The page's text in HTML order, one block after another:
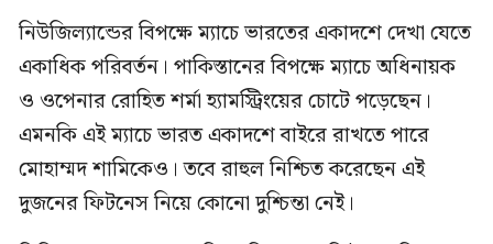
নিউজিল্যান্ডের বিপক্ষে ম্যাচে ভারতের একাদশে দেখা যেতে
একাধিক পরিবর্তন। পাকিস্তানের বিপক্ষে ম্যাচে অধিনায়ক
ও ওপেনার রোহিত শর্মা হ্যামস্ট্রিংয়ের চোটে পড়েছেন।
এমনকি এই ম্যাচে ভারত একাদশে বাইরে রাখতে পারে
মোহাম্মদ শামিকেও। তবে রাহুল নিশ্চিত করেছেন এই
দুজনের ফিটনেস নিয়ে কোনো দুশ্চিন্তা নেই।